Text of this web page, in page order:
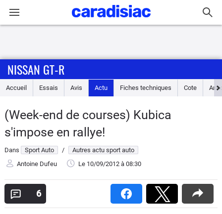
Accueil
Essais
Guide
d'achat
Electriques
Utilitaires
NISSAN GT-R
Accueil Essais Avis Actu Fiches techniques Cote
(Week-end de courses) Kubica
s'impose en rallye!
Dans Sport Auto /
Autres actu sport auto
Antoine Dufeu
Le 10/09/2012 à 08:30
6